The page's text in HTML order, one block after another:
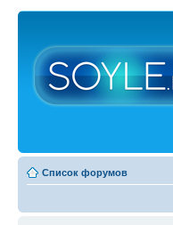
Список форумов